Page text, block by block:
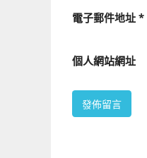
電子郵件地址 *
個人網站網址